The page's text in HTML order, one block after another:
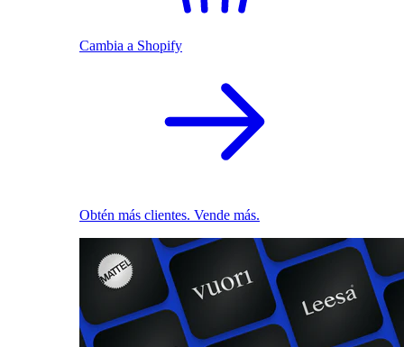
Cambia a Shopify
Obtén más clientes. Vende más.